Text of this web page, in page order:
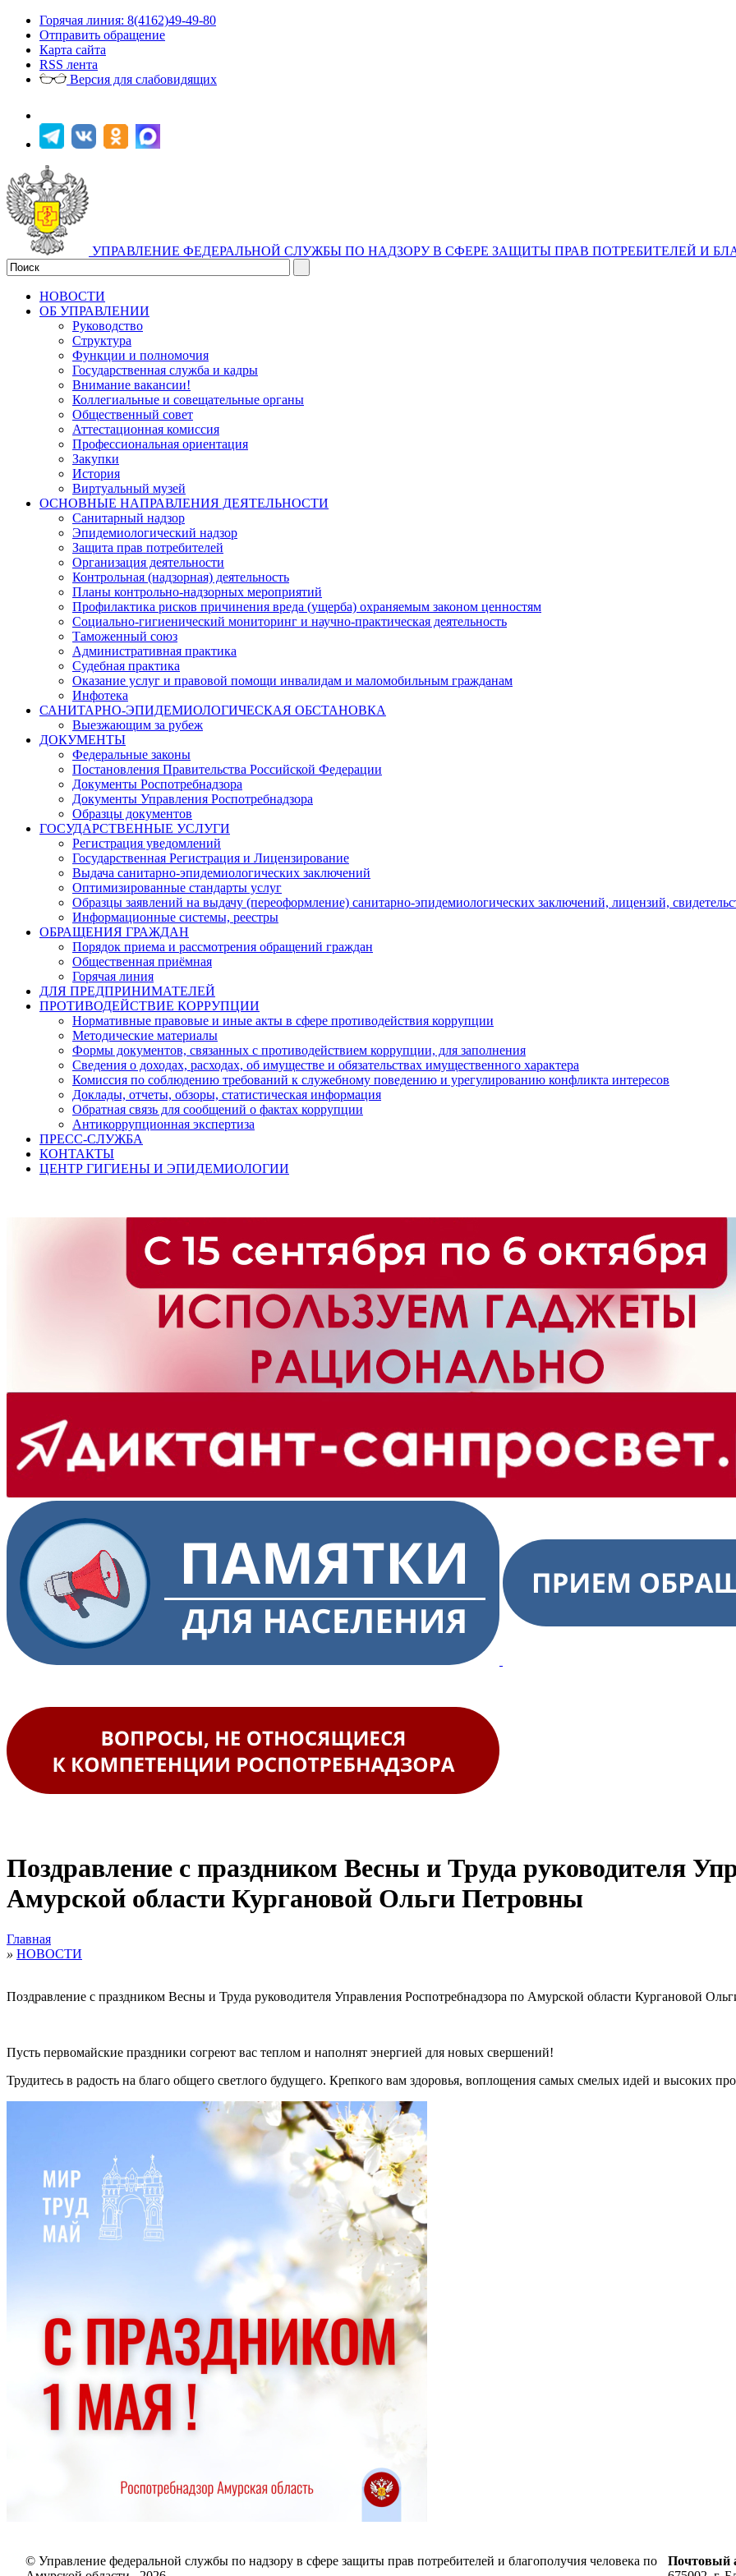
Горячая линия: 8(4162)49-49-80
Отправить обращение
Карта сайта
RSS лента
Версия для слабовидящих
УПРАВЛЕНИЕ ФЕДЕРАЛЬНОЙ СЛУЖБЫ ПО НАДЗОРУ В СФЕРЕ ЗАЩИТЫ ПРАВ ПОТРЕБИТЕЛЕЙ И
НОВОСТИ
ОБ УПРАВЛЕНИИ
Руководство
Структура
Функции и полномочия
Государственная служба и кадры
Внимание вакансии!
Коллегиальные и совещательные органы
Общественный совет
Аттестационная комиссия
Профессиональная ориентация
Закупки
История
Виртуальный музей
ОСНОВНЫЕ НАПРАВЛЕНИЯ ДЕЯТЕЛЬНОСТИ
Санитарный надзор
Эпидемиологический надзор
Защита прав потребителей
Организация деятельности
Контрольная (надзорная) деятельность
Планы контрольно-надзорных мероприятий
Профилактика рисков причинения вреда (ущерба) охраняемым законом ценностям
Социально-гигиенический мониторинг и научно-практическая деятельность
Таможенный союз
Административная практика
Судебная практика
Оказание услуг и правовой помощи инвалидам и маломобильным гражданам
Инфотека
САНИТАРНО-ЭПИДЕМИОЛОГИЧЕСКАЯ ОБСТАНОВКА
Выезжающим за рубеж
ДОКУМЕНТЫ
Федеральные законы
Постановления Правительства Российской Федерации
Документы Роспотребнадзора
Документы Управления Роспотребнадзора
Образцы документов
ГОСУДАРСТВЕННЫЕ УСЛУГИ
Регистрация уведомлений
Государственная Регистрация и Лицензирование
Выдача санитарно-эпидемиологических заключений
Оптимизированные стандарты услуг
Образцы заявлений на выдачу (переоформление) санитарно-эпидемиологических заключений, лицензий,
Информационные системы, реестры
ОБРАЩЕНИЯ ГРАЖДАН
Порядок приема и рассмотрения обращений граждан
Общественная приёмная
Горячая линия
ДЛЯ ПРЕДПРИНИМАТЕЛЕЙ
ПРОТИВОДЕЙСТВИЕ КОРРУПЦИИ
Нормативные правовые и иные акты в сфере противодействия коррупции
Методические материалы
Формы документов, связанных с противодействием коррупции, для заполнения
Сведения о доходах, расходах, об имуществе и обязательствах имущественного характера
Комиссия по соблюдению требований к служебному поведению и урегулированию конфликта интересов
Доклады, отчеты, обзоры, статистическая информация
Обратная связь для сообщений о фактах коррупции
Антикоррупционная экспертиза
ПРЕСС-СЛУЖБА
КОНТАКТЫ
ЦЕНТР ГИГИЕНЫ И ЭПИДЕМИОЛОГИИ
Поздравление с праздником Весны и Труда руководителя
Амурской области Кургановой Ольги Петровны
Главная
» НОВОСТИ
Поздравление с праздником Весны и Труда руководителя Управления Роспотребнадзора по Амурской области Кургановой
Пусть первомайские праздники согреют вас теплом и наполнят энергией для новых свершений!
Трудитесь в радость на благо общего светлого будущего. Крепкого вам здоровья, воплощения самых смелых идей и высоких
© Управление федеральной службы по надзору в сфере защиты прав потребителей и благополучия человека по
Почтовый